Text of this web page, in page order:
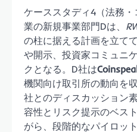
ケーススタディ4（法務
業の新規事業部門Dは、
の柱に据える計画を立て
や開示、投資家コミュニ
クとなる。D社は
機関向け取引所の動向を
社とのディスカッション
容性とリスク提示のベス
がら、段階的なパイロッ